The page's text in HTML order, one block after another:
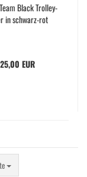
Black Trolley-
in schwarz-rot
EUR